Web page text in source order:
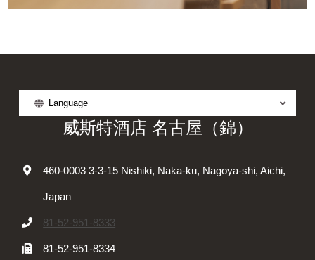
Language
威斯特酒店 名古屋（錦）
460-0003 3-3-15 Nishiki, Naka-ku, Nagoya-shi, Aichi,
Japan
81-52-951-8333
81-52-951-8334